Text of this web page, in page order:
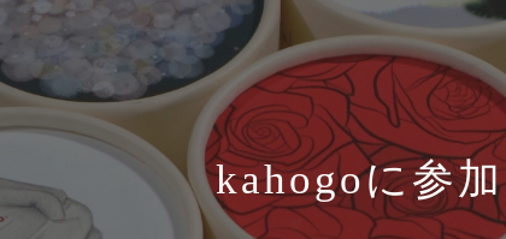
kahogoに参加